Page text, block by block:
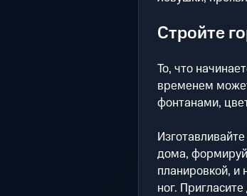
Стройте
То, что
временем
фонтанами,
дома,
планировкой, и
ног.